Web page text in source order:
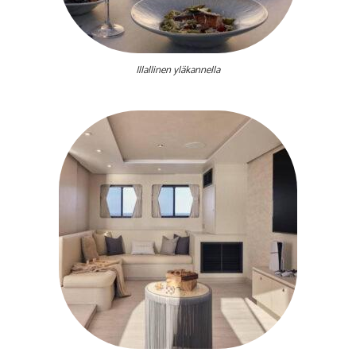
Illallinen yläkannella